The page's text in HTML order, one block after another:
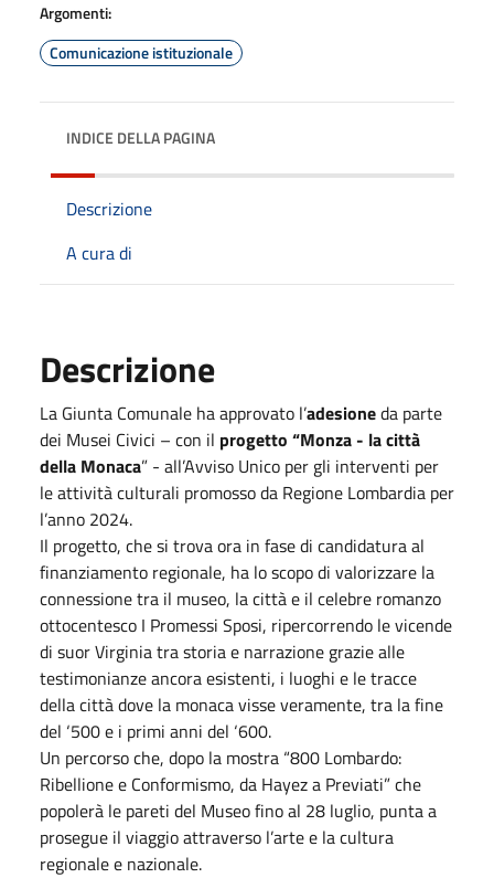
Argomenti:
Comunicazione istituzionale
INDICE DELLA PAGINA
Descrizione
A cura di
Descrizione
La Giunta Comunale ha approvato l’adesioneda parte
dei Musei Civici – con il progetto “Monza - la città
della Monaca” - all’Avviso Unico per gli interventi per
le attività culturali promosso da Regione Lombardia per
l’anno 2024.
Il progetto, che si trova ora in fase di candidatura al
finanziamento regionale, ha lo scopo di valorizzare la
connessione tra il museo, la città e il celebre romanzo
ottocentesco I Promessi Sposi, ripercorrendo le vicende
di suor Virginia tra storia e narrazione grazie alle
testimonianze ancora esistenti, i luoghi e le tracce
della città dove la monaca visse veramente, tra la fine
del ‘500 e i primi anni del ‘600.
Un percorso che, dopo la mostra “800 Lombardo:
Ribellione e Conformismo, da Hayez a Previati” che
popolerà le pareti del Museo fino al 28 luglio, punta a
prosegue il viaggio attraverso l’arte e la cultura
regionale e nazionale.